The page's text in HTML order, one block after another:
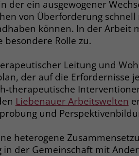
der ein ausgewogener
von Überforderung
können. In der Arbeit
Rolle zu.
Leitung und
der auf die Erfordernisse
therapeutische
Liebenauer Arbeitswelten
und
heterogene
der Gemeinschaft mit
Name __cf_bm
Anbieter .fonts.net
Laufzeit 30 Minuten
Zweck
This cookie, set by
support Cloudflare Bot
Name JSessionID
Laufzeit Session
Laufzeit 90 Tage
Zweck Enthält eine
Name _gcl_aw
Anbieter Google Ads
Laufzeit 90 Tage
Dieses Cookie wird
über einen Klick auf